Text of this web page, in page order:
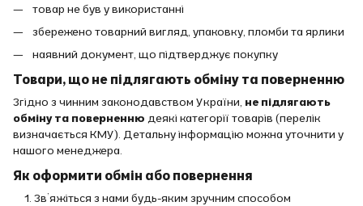
товар не був у використанні
збережено товарний вигляд, упаковку, пломби та ярлики
наявний документ, що підтверджує покупку
Товари, що не підлягають обміну та поверненню
Згідно з чинним законодавством України, не підлягають
обміну та поверненню деякі категорії товарів (перелік
визначається КМУ). Детальну інформацію можна уточнити у
нашого менеджера.
Як оформити обмін або повернення
Зв’яжіться з нами будь-яким зручним способом